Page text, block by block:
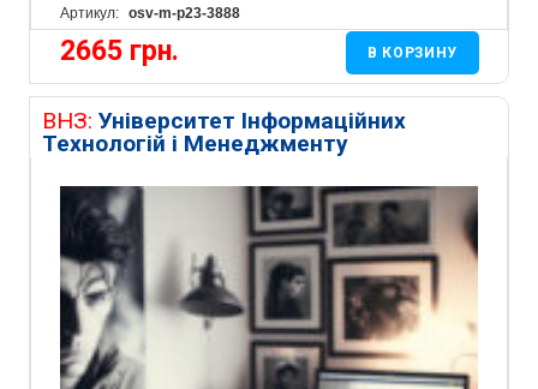
Артикул: osv-m-p23-3888
2665 грн. В КОРЗИНУ
ВНЗ: Університет Інформаційних
Технологій і Менеджменту